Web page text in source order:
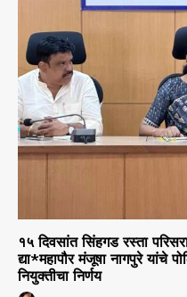
१५ दिवसांत सिंहगड रस्ता
द्या*महापौर मंजूषा नागपुरे यांचे
नियुक्तीचा निर्णय